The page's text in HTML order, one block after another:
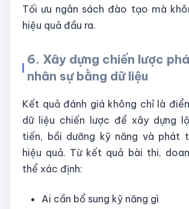
Tối ưu ngân sách đào tạo mà
hiệu quả đầu ra.
6. Xây dựng chiến lược
nhân sự bằng dữ liệu
Kết quả đánh giá không chỉ là
dữ liệu chiến lược để xây dựng
tiến, bồi dưỡng kỹ năng và phát
hiệu quả. Từ kết quả bài thi,
thể xác định:
Ai cần bổ sung kỹ năng gì